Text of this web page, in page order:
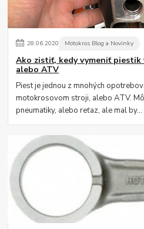
28.06.2020 Motokros Blog a Novinky
Ako zistiť, kedy vymeniť piestik
alebo ATV
Piest je jednou z mnohých
motokrosovom stroji, alebo ATV.
pneumatiky, alebo reťaz, ale mal by...